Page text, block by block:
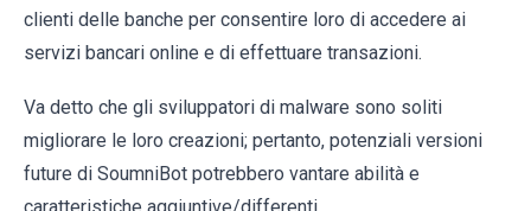
clienti delle banche per consentire loro di accedere ai
servizi bancari online e di effettuare transazioni.
Va detto che gli sviluppatori di malware sono soliti
migliorare le loro creazioni; pertanto, potenziali versioni
future di SoumniBot potrebbero vantare abilità e